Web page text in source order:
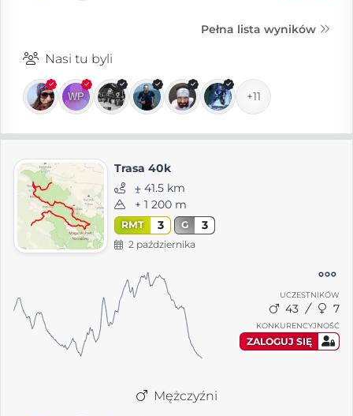
Pełna lista wyników
Nasi tu byli
+11
Trasa 40k
⨦ 41.5 km
+ 1 200 m
RMT 3 G 3
2 października
UCZESTNIKÓW
43 7
KONKURENCYJNOŚĆ
ZALOGUJ SIĘ
Mężczyźni